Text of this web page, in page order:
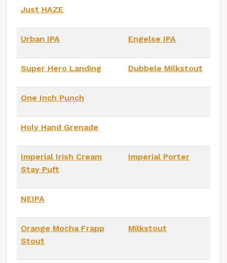
Just HAZE
Urban IPA Engelse IPA
Super Hero Landing Dubbele Milkstout
One Inch Punch
Holy Hand Grenade
Imperial Irish Cream
Stay Puft
Imperial Porter
NEIPA
Orange Mocha Frapp
Stout
Milkstout